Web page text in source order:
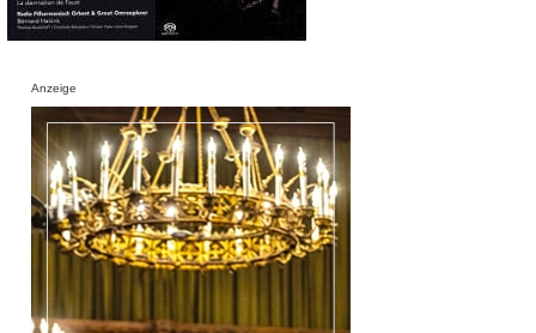
Anzeige